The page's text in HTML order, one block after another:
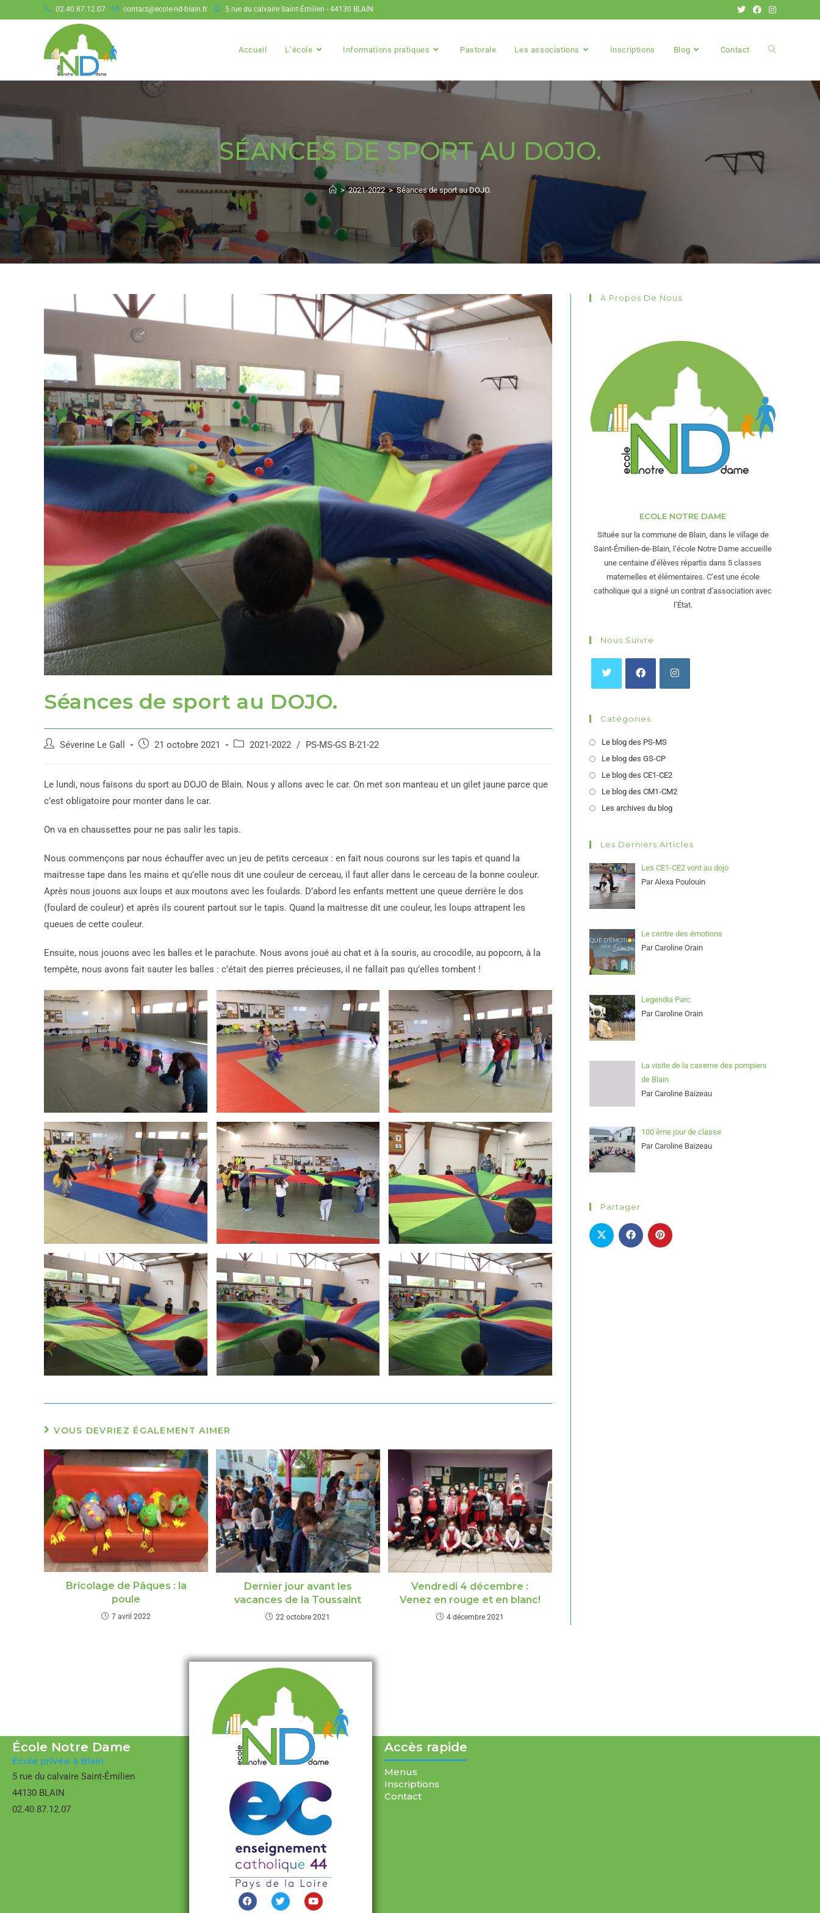
02.40.87.12.07 contact@ecole-nd-blain.fr 5 rue du calvaire Saint-Émilien - 44130 BLAIN
Accueil L’école Informations pratiques Pastorale Les associations Inscriptions Blog Contact
SÉANCES DE SPORT AU DOJO.
> 2021-2022 > Séances de sport au DOJO.
Séances de sport au DOJO.
Séverine Le Gall 21 octobre 2021 2021-2022 / PS-MS-GS B-21-22
Le lundi, nous faisons du sport au DOJO de Blain. Nous y allons avec le car. On met son manteau et un gilet jaune parce que
c’est obligatoire pour monter dans le car.
On va en chaussettes pour ne pas salir les tapis.
Nous commençons par nous échauffer avec un jeu de petits cerceaux : en fait nous courons sur les tapis et quand la
maitresse tape dans les mains et qu’elle nous dit une couleur de cerceau, il faut aller dans le cerceau de la bonne couleur.
Après nous jouons aux loups et aux moutons avec les foulards. D’abord les enfants mettent une queue derrière le dos
(foulard de couleur) et après ils courent partout sur le tapis. Quand la maitresse dit une couleur, les loups attrapent les
queues de cette couleur.
Ensuite, nous jouons avec les balles et le parachute. Nous avons joué au chat et à la souris, au crocodile, au popcorn, à la
tempête, nous avons fait sauter les balles : c’était des pierres précieuses, il ne fallait pas qu’elles tombent !
VOUS DEVRIEZ ÉGALEMENT AIMER
Bricolage de Pâques : la
poule
7 avril 2022
Dernier jour avant les
vacances de la Toussaint
22 octobre 2021
Vendredi 4 décembre :
Venez en rouge et en blanc!
4 décembre 2021
A Propos De Nous
ECOLE NOTRE DAME
Située sur la commune de Blain, dans le village de
Saint-Émilien-de-Blain, l’école Notre Dame accueille
une centaine d’élèves répartis dans 5 classes
maternelles et élémentaires. C’est une école
catholique qui a signé un contrat d’association avec
l’État.
Nous Suivre
Catégories
Le blog des PS-MS
Le blog des GS-CP
Le blog des CE1-CE2
Le blog des CM1-CM2
Les archives du blog
Les Derniers Articles
Les CE1-CE2 vont au dojo
Par Alexa Poulouin
Le centre des émotions
Par Caroline Orain
Legendia Parc
Par Caroline Orain
La visite de la caserne des pompiers
de Blain
Par Caroline Baizeau
100 ème jour de classe
Par Caroline Baizeau
Partager
École Notre Dame
École privée à Blain
5 rue du calvaire Saint-Émilien
44130 BLAIN
02.40.87.12.07
Accès rapide
Menus
Inscriptions
Contact